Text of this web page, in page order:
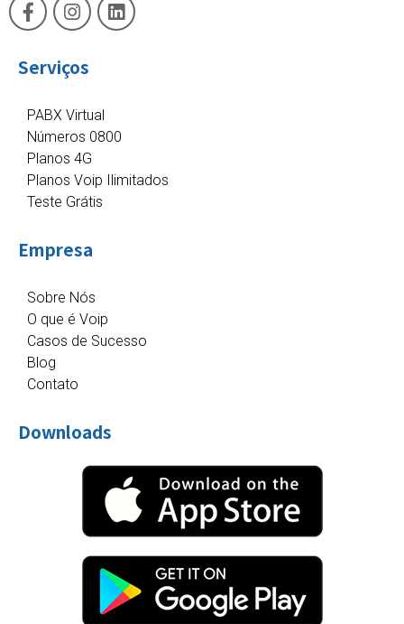
Serviços
PABX Virtual
Números 0800
Planos 4G
Planos Voip Ilimitados
Teste Grátis
Empresa
Sobre Nós
O que é Voip
Casos de Sucesso
Blog
Contato
Downloads